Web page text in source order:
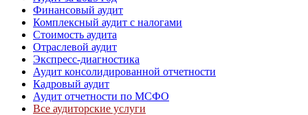
Финансовый аудит
Комплексный аудит с налогами
Стоимость аудита
Отраслевой аудит
Экспресс-диагностика
Аудит консолидированной отчетности
Кадровый аудит
Аудит отчетности по МСФО
Все аудиторские услуги